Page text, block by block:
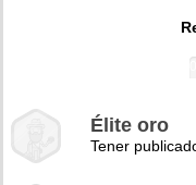
Élite oro
Tener